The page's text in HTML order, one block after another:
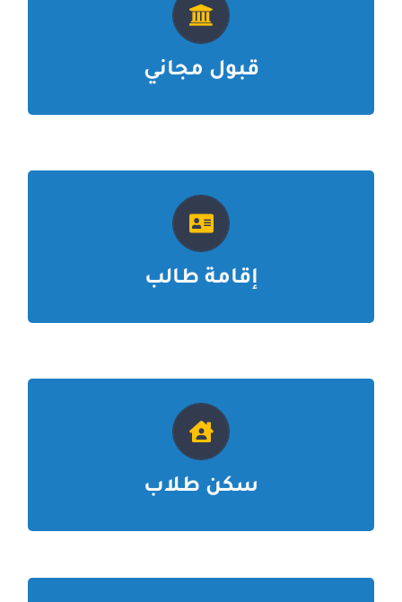
قبول مجاني
في الجامعات الخاصة
إقامة طالب
تجهيز الملف بشكل كامل
سكن طلاب
سكن جامعي